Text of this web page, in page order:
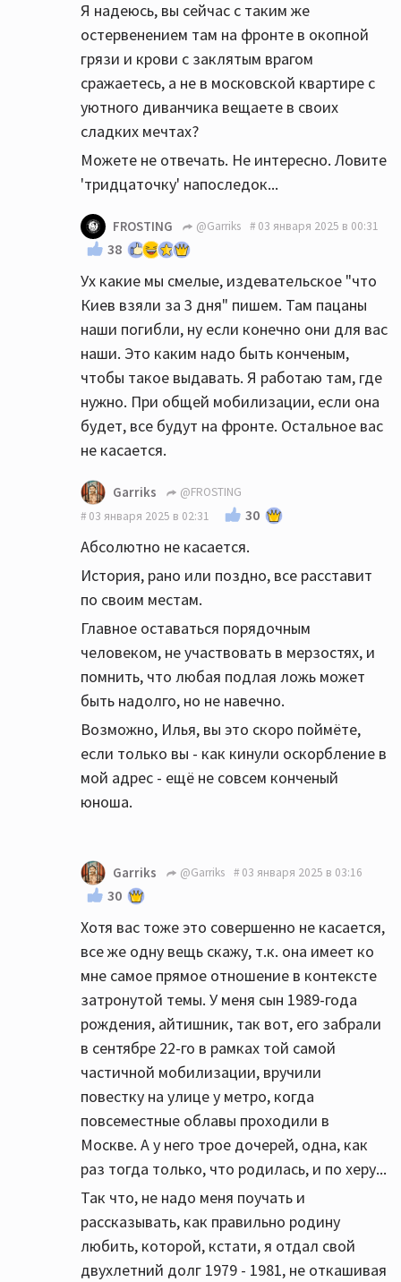
Я надеюсь, вы сейчас с таким же
остервенением там на фронте в окопной
грязи и крови с заклятым врагом
сражаетесь, а не в московской квартире с
уютного диванчика вещаете в своих
сладких мечтах?
Можете не отвечать. Не интересно. Ловите
'тридцаточку' напоследок...
FROSTING @Garriks 03 января 2025 в 00:31
38
Ух какие мы смелые, издевательское "что
Киев взяли за 3 дня" пишем. Там пацаны
наши погибли, ну если конечно они для вас
наши. Это каким надо быть конченым,
чтобы такое выдавать. Я работаю там, где
нужно. При общей мобилизации, если она
будет, все будут на фронте. Остальное вас
не касается.
Garriks
@FROSTING
03 января 2025 в 02:31
30
Абсолютно не касается.
История, рано или поздно, все расставит
по своим местам.
Главное оставаться порядочным
человеком, не участвовать в мерзостях, и
помнить, что любая подлая ложь может
быть надолго, но не навечно.
Возможно, Илья, вы это скоро поймёте,
если только вы - как кинули оскорбление в
мой адрес - ещё не совсем конченый
юноша.
Garriks @Garriks 03 января 2025 в 03:16
30
Хотя вас тоже это совершенно не касается,
все же одну вещь скажу, т.к. она имеет ко
мне самое прямое отношение в контексте
затронутой темы. У меня сын 1989-года
рождения, айтишник, так вот, его забрали
в сентябре 22-го в рамках той самой
частичной мобилизации, вручили
повестку на улице у метро, когда
повсеместные облавы проходили в
Москве. А у него трое дочерей, одна, как
раз тогда только, что родилась, и по херу...
Так что, не надо меня поучать и
рассказывать, как правильно родину
любить, которой, кстати, я отдал свой
двухлетний долг 1979 - 1981, не откашивая